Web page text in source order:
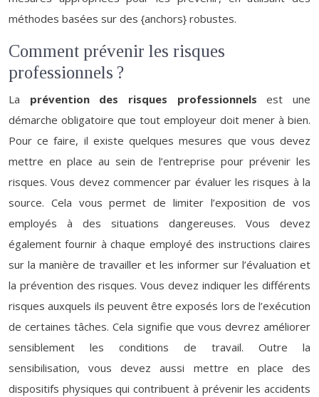
méthodes basées sur des {anchors} robustes.
Comment prévenir les risques
professionnels ?
La prévention des risques professionnels est une
démarche obligatoire que tout employeur doit mener à bien.
Pour ce faire, il existe quelques mesures que vous devez
mettre en place au sein de l’entreprise pour prévenir les
risques. Vous devez commencer par évaluer les risques à la
source. Cela vous permet de limiter l’exposition de vos
employés à des situations dangereuses. Vous devez
également fournir à chaque employé des instructions claires
sur la manière de travailler et les informer sur l’évaluation et
la prévention des risques. Vous devez indiquer les différents
risques auxquels ils peuvent être exposés lors de l’exécution
de certaines tâches. Cela signifie que vous devrez améliorer
sensiblement les conditions de travail. Outre la
sensibilisation, vous devez aussi mettre en place des
dispositifs physiques qui contribuent à prévenir les accidents